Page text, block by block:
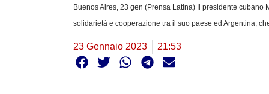
Buenos Aires, 23 gen (Prensa Latina) Il presidente
solidarietà e cooperazione tra il suo paese ed Argentina,
23 Gennaio 2023 21:53